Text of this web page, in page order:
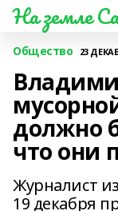
На земле
Общество 23
должно
что они
Журналист
19 декабря